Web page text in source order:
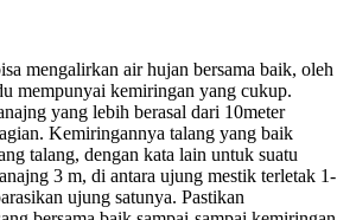
mengalirkan air hujan bersama baik, oleh
mempunyai kemiringan yang cukup.
yang lebih berasal dari 10meter
Kemiringannya talang yang baik
talang, dengan kata lain untuk suatu
3 m, di antara ujung mestik terletak 1-
ujung satunya. Pastikan